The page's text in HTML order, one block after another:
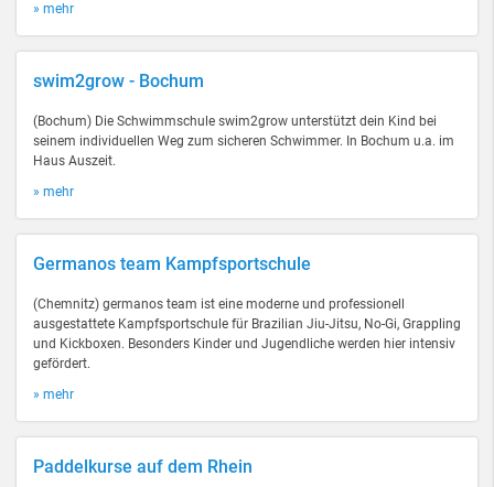
» mehr
swim2grow - Bochum
(Bochum) Die Schwimmschule swim2grow unterstützt dein Kind bei
seinem individuellen Weg zum sicheren Schwimmer. In Bochum u.a. im
Haus Auszeit.
» mehr
Germanos team Kampfsportschule
(Chemnitz) germanos team ist eine moderne und professionell
ausgestattete Kampfsportschule für Brazilian Jiu-Jitsu, No-Gi, Grappling
und Kickboxen. Besonders Kinder und Jugendliche werden hier intensiv
gefördert.
» mehr
Paddelkurse auf dem Rhein